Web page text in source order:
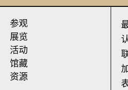
参观
展览
活动
馆藏
资源